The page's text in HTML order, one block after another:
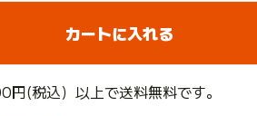
カートに入れる
(税込）以上で送料無料です。